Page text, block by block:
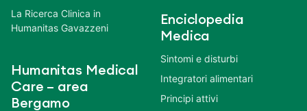
La Ricerca Clinica in
Humanitas Gavazzeni
Humanitas Medical
Care – area
Bergamo
Enciclopedia
Medica
Sintomi e disturbi
Integratori alimentari
Principi attivi